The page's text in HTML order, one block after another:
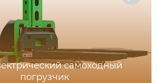
самоходный
погрузчик